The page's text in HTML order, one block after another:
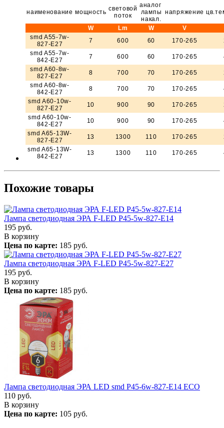
наименование мощность световой
поток
аналог
лампы
накал.
напряжение
W Lm W
V
smd A55-7w-
827-E27
7 600 60 170-265
smd A55-7w-
842-E27
7 600 60 170-265
smd A60-8w-
827-E27
8 700 70 170-265
smd A60-8w-
842-E27
8 700 70 170-265
smd A60-10w-
827-E27
10 900 90 170-265
smd A60-10w-
842-E27
10 900 90 170-265
smd A65-13W-
827-E27
13 1300 110 170-265
smd A65-13W-
842-E27
13 1300 110 170-265
Похожие товары
Лампа светодиодная ЭРА F-LED P45-5w-827-E14
195 руб.
В корзину
Цена по карте: 185 руб.
Лампа светодиодная ЭРА F-LED P45-5w-827-E27
195 руб.
В корзину
Цена по карте: 185 руб.
Лампа светодиодная ЭРА LED smd P45-6w-827-E14 ECO
110 руб.
В корзину
Цена по карте: 105 руб.